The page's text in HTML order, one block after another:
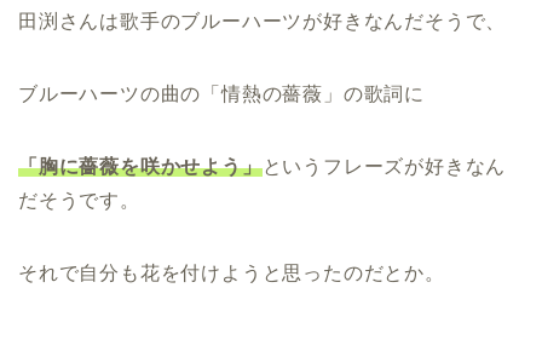
田渕さんは歌手のブルーハーツが好きなんだそうで、
ブルーハーツの曲の「情熱の薔薇」の歌詞に
「胸に薔薇を咲かせよう」というフレーズが好きなん
だそうです。
それで自分も花を付けようと思ったのだとか。